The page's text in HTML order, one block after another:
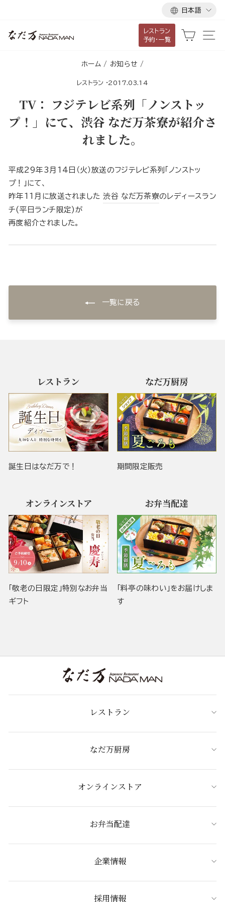
言
語
日本語
レストラン
予約・一覧
カート
ホーム / お知らせ /
レストラン ·2017.03.14
TV： フジテレビ系列「ノンストッ
プ！」にて、渋谷 なだ万茶寮が紹介さ
れました。
平成29年3月14日（火）放送のフジテレビ系列「ノンストッ
プ！」にて、
昨年11月に放送されました渋谷 なだ万茶寮のレディースラン
チ(平日ランチ限定)が
再度紹介されました。
一覧に戻る
レストラン
誕生日はなだ万で！
なだ万厨房
期間限定販売
オンラインストア
「敬老の日限定」特別なお弁当
ギフト
お弁当配達
「料亭の味わい」をお届けしま
す
レストラン
なだ万厨房
オンラインストア
お弁当配達
企業情報
採用情報